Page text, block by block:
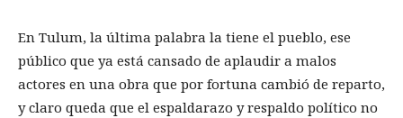
En Tulum, la última palabra la tiene el pueblo, ese
público que ya está cansado de aplaudir a malos
actores en una obra que por fortuna cambió de reparto,
y claro queda que el espaldarazo y respaldo político no